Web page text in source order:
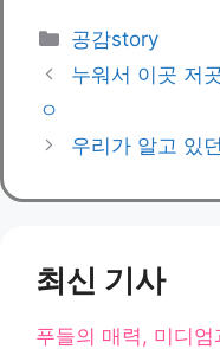
카
테
고
공감story
누워서 이곳 저
ㅇ
우리가 알고 있
최신 기사
푸들의 매력, 미디